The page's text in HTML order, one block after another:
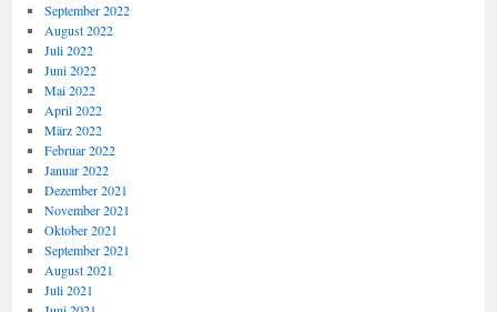
September 2022
August 2022
Juli 2022
Juni 2022
Mai 2022
April 2022
März 2022
Februar 2022
Januar 2022
Dezember 2021
November 2021
Oktober 2021
September 2021
August 2021
Juli 2021